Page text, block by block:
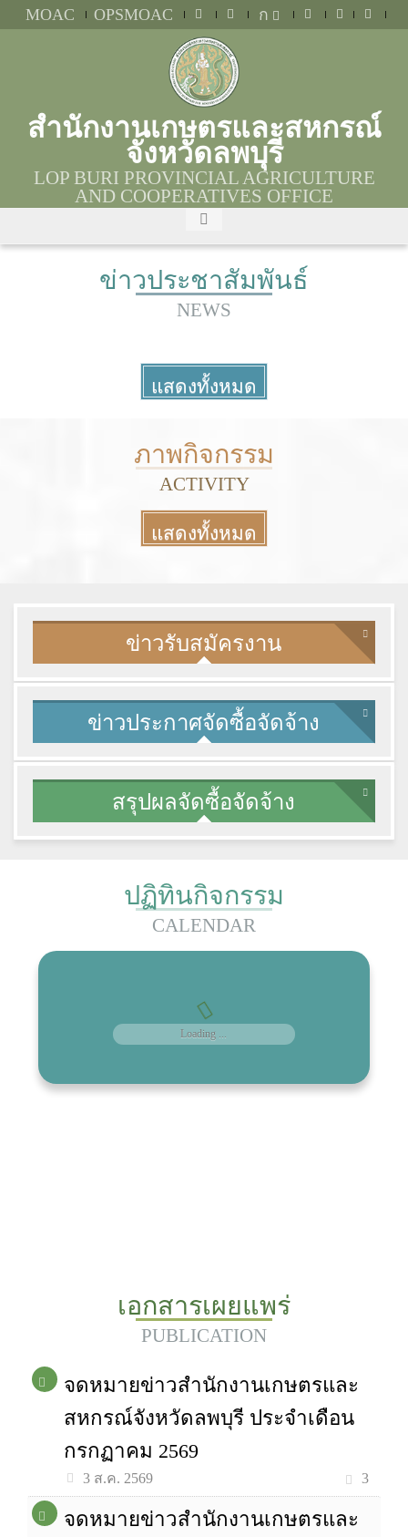
MOAC OPSMOAC ก
สำนักงานเกษตรและสหกรณ์
จังหวัดลพบุรี
LOP BURI PROVINCIAL AGRICULTURE
AND COOPERATIVES OFFICE
ข่าวประชาสัมพันธ์
NEWS
แสดงทั้งหมด
More
ภาพกิจกรรม
ACTIVITY
แสดงทั้งหมด
ข่าวรับสมัครงาน
ข่าวประกาศจัดซื้อจัดจ้าง
สรุปผลจัดซื้อจัดจ้าง
ปฏิทินกิจกรรม
CALENDAR
Loading ...
เอกสารเผยแพร่
PUBLICATION
จดหมายข่าวสำนักงานเกษตรและ
สหกรณ์จังหวัดลพบุรี ประจำเดือน
กรกฏาคม 2569
3 ส.ค. 2569 3
จดหมายข่าวสำนักงานเกษตรและ